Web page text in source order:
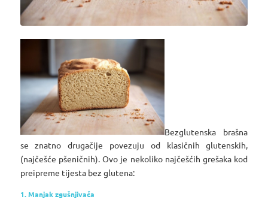
Bezglutenska brašna
se znatno drugačije povezuju od klasičnih glutenskih,
(najčešće pšeničnih). Ovo je nekoliko najčešćih grešaka kod
preipreme tijesta bez glutena:
1. Manjak zgušnjivača